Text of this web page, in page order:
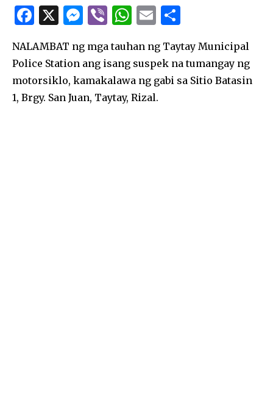
F
c
e
b
X M
se
n
g
Vi
er
W
at
s
A
E
ai
l
ar
e
NALAMBAT ng mga tauhan ng Taytay Municipal
Police Station ang isang suspek na tumangay ng
motorsiklo, kamakalawa ng gabi sa Sitio Batasin
1, Brgy. San Juan, Taytay, Rizal.